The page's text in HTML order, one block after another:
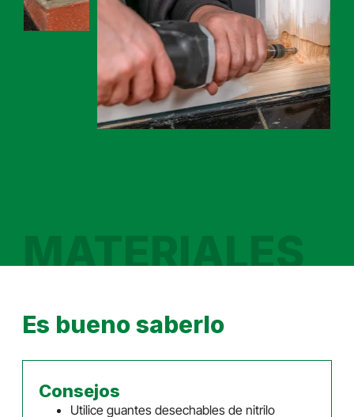
MATERIALES
Es bueno saberlo
Consejos
Utilice guantes desechables de nitrilo